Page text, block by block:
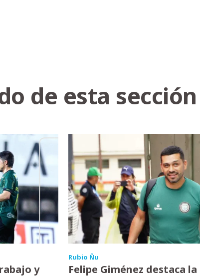
de esta sección
y
Rubio Ñu
Felipe Giménez destaca